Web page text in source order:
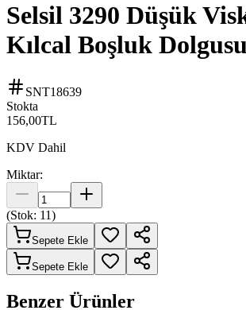
Selsil 3290 Düşük
Kılcal Boşluk
SNT18639
Stokta
156,00TL
KDV Dahil
Miktar:
(Stok: 11)
Sepete Ekle
Sepete Ekle
Benzer Ürünler